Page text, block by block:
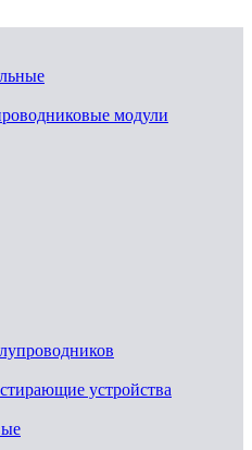
модули
устройства